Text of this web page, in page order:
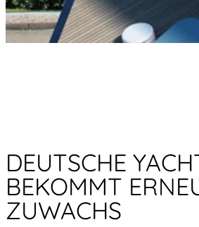
DEUTSCHE
BEKOMMT
ZUWACHS